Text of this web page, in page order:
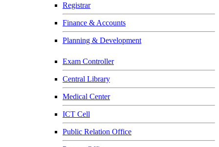
Registrar
Finance & Accounts
Planning & Development
Exam Controller
Central Library
Medical Center
ICT Cell
Public Relation Office